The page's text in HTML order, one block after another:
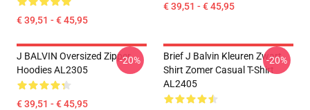
€ 39,51 - € 45,95
€ 39,51 - € 45,95
J BALVIN Oversized Zipper
Hoodies AL2305
€ 39,51 - € 45,95
-20%
Brief J Balvin Kleuren Zwart
Shirt Zomer Casual T-Shirt
AL2405
-20%